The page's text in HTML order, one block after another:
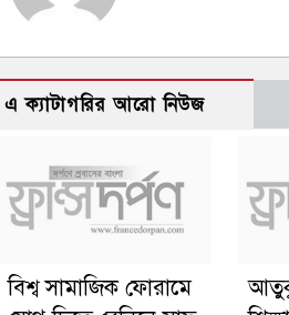
এ ক্যাটাগরির আরো নিউজ
বিশ্ব সামাজিক ফোরামে